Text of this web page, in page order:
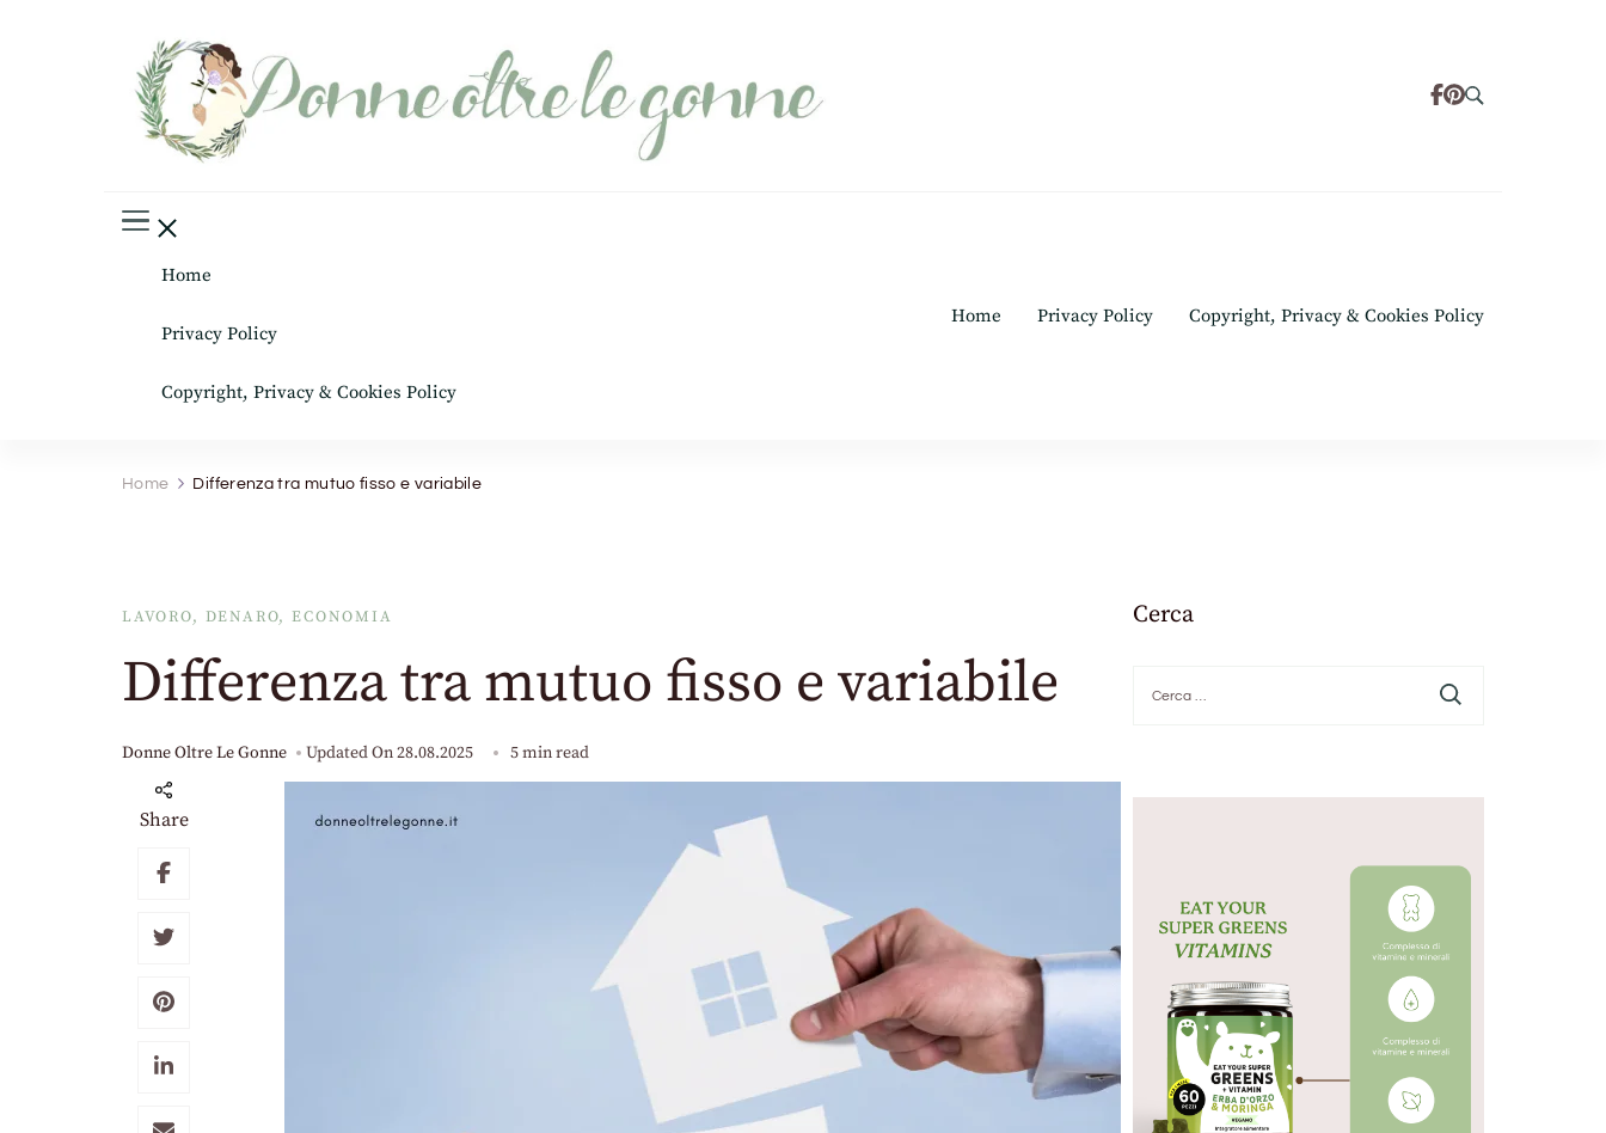
Home
Privacy Policy
Copyright, Privacy & Cookies Policy
Home Privacy Policy Copyright, Privacy & Cookies Policy
Home Differenza tra mutuo fisso e variabile
LAVORO, DENARO, ECONOMIA
Differenza tra mutuo fisso e variabile
Donne Oltre Le Gonne Updated On28.08.2025 5 min read
Share
Cerca
per: